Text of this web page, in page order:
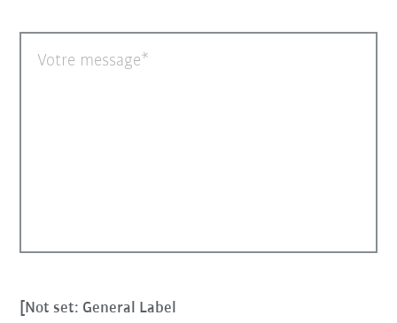
Votre message
[Not set: General Label